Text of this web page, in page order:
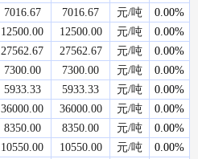
7016.67 7016.67 元/吨
0.00%
12500.00 12500.00 元/吨
0.00%
27562.67 27562.67 元/吨
0.00%
7300.00 7300.00 元/吨
0.00%
5933.33 5933.33 元/吨
0.00%
36000.00 36000.00 元/吨
0.00%
8350.00 8350.00 元/吨
0.00%
10550.00 10550.00 元/吨
0.00%